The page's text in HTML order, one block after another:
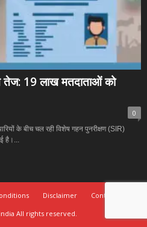
तेज: 19 लाख मतदाताओं को
0
के बीच चल रही विशेष गहन पुनरीक्षण (SIR)
है।...
Disclaimer
Contact Us
All rights reserved.